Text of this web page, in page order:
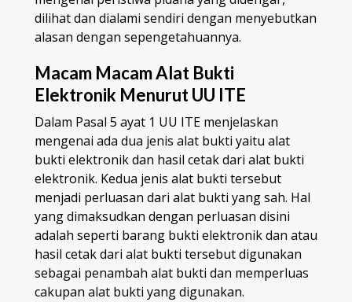
dilihat dan dialami sendiri dengan menyebutkan
alasan dengan sepengetahuannya.
Macam Macam Alat Bukti
Elektronik Menurut UU ITE
Dalam Pasal 5 ayat 1 UU ITE menjelaskan
mengenai ada dua jenis alat bukti yaitu alat
bukti elektronik dan hasil cetak dari alat bukti
elektronik. Kedua jenis alat bukti tersebut
menjadi perluasan dari alat bukti yang sah. Hal
yang dimaksudkan dengan perluasan disini
adalah seperti barang bukti elektronik dan atau
hasil cetak dari alat bukti tersebut digunakan
sebagai penambah alat bukti dan memperluas
cakupan alat bukti yang digunakan.